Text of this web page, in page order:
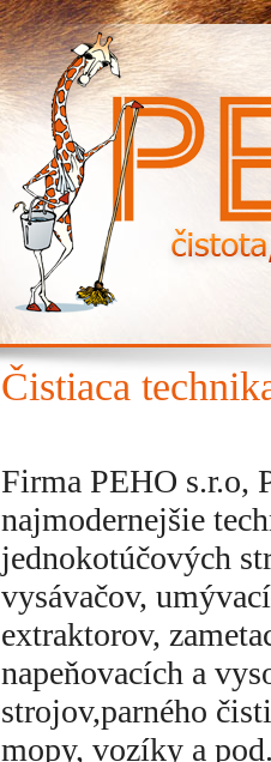
Čistiaca
Firma PEHO s.r.o,
najmodernejšie
jednokotúčových
vysávačov,
extraktorov,
napeňovacích a
strojov,parného
mopy, vozíky a